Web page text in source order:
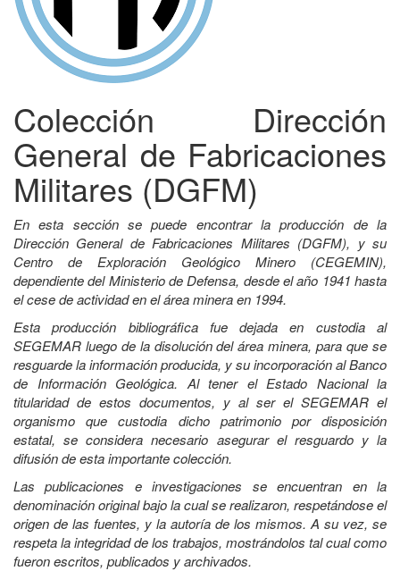
Colección Dirección
General de Fabricaciones
Militares (DGFM)
En esta sección se puede encontrar la producción de la
Dirección General de Fabricaciones Militares (DGFM), y su
Centro de Exploración Geológico Minero (CEGEMIN),
dependiente del Ministerio de Defensa, desde el año 1941 hasta
el cese de actividad en el área minera en 1994.
Esta producción bibliográfica fue dejada en custodia al
SEGEMAR luego de la disolución del área minera, para que se
resguarde la información producida, y su incorporación al Banco
de Información Geológica. Al tener el Estado Nacional la
titularidad de estos documentos, y al ser el SEGEMAR el
organismo que custodia dicho patrimonio por disposición
estatal, se considera necesario asegurar el resguardo y la
difusión de esta importante colección.
Las publicaciones e investigaciones se encuentran en la
denominación original bajo la cual se realizaron, respetándose el
origen de las fuentes, y la autoría de los mismos. A su vez, se
respeta la integridad de los trabajos, mostrándolos tal cual como
fueron escritos, publicados y archivados.